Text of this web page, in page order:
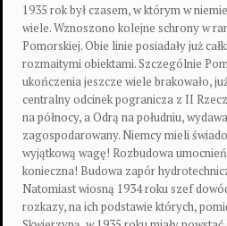
1935 rok był czasem, w którym w
wiele. Wznoszono kolejne schrony w
Pomorskiej. Obie linie posiadały już
rozmaitymi obiektami. Szczególnie
ukończenia jeszcze wiele brakowało,
centralny odcinek pogranicza z II
na północy, a Odrą na południu,
zagospodarowany. Niemcy mieli
wyjątkową wagę! Rozbudowa
konieczna! Budowa zapór
Natomiast wiosną 1934 roku szef
rozkazy, na ich podstawie których,